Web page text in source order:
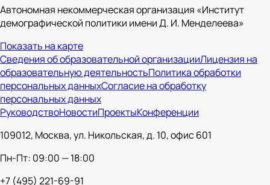
Автономная некоммерческая организация «Институт
демографической политики имени Д. И. Менделеева»
Показать на карте
Сведения об образовательной организацииЛицензия на
образовательную деятельностьПолитика обработки
персональных данныхСогласие на обработку
персональных данных
РуководствоНовостиПроектыКонференции
109012, Москва, ул. Никольская, д. 10, офис 601
Пн-Пт: 09:00 — 18:00
+7 (495) 221-69-91